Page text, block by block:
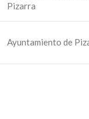
Pizarra
Ayuntamiento de